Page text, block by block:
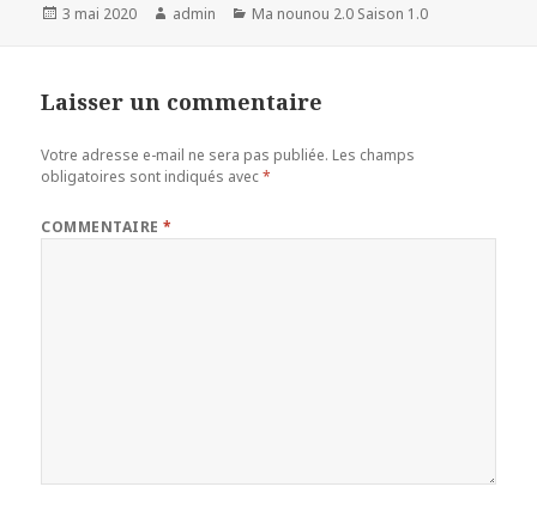
Publié
3 mai 2020 Auteur
admin Catégories
Ma nounou 2.0 Saison 1.0
Laisser un commentaire
Votre adresse e-mail ne sera pas publiée. Les champs
obligatoires sont indiqués avec*
COMMENTAIRE*